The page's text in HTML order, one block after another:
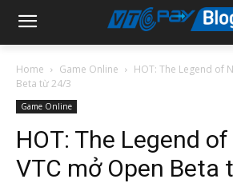
Home Game Online
HOT: The Legend of
Beta từ 24/3
Game Online
HOT: The Legend
VTC mở Open Beta